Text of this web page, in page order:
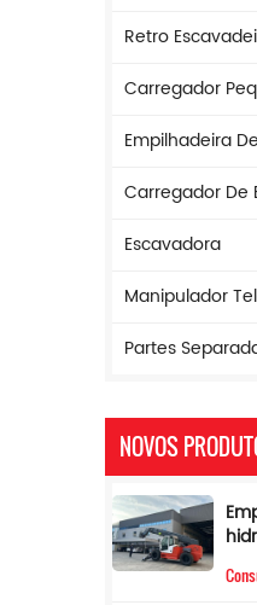
Retro
Carregador
Empilhadeira
Carregador De
Escavadora
Manipulador
Partes
NOVOS